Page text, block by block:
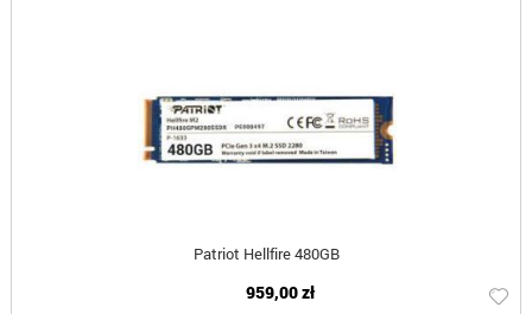
Patriot Hellfire 480GB
959,00 zł